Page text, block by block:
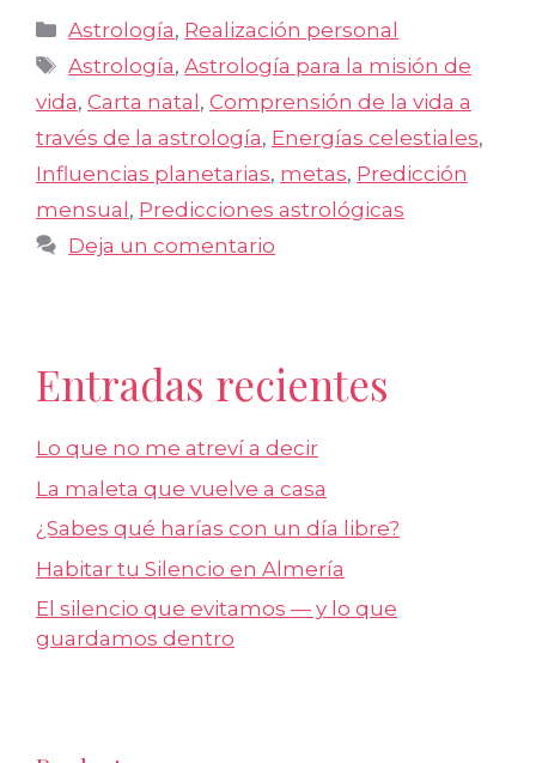
Categorías
Astrología, Realización personal
Etiquetas
Astrología,Astrología para la misión de
vida, Carta natal , Comprensión de la vida a
través de la astrología, Energías celestiales,
Influencias planetarias, metas, Predicción
mensual , Predicciones astrológicas
Deja un comentario
Entradas recientes
Lo que no me atreví a decir
La maleta que vuelve a casa
¿Sabes qué harías con un día libre?
Habitar tu Silencio en Almería
El silencio que evitamos — y lo que
guardamos dentro